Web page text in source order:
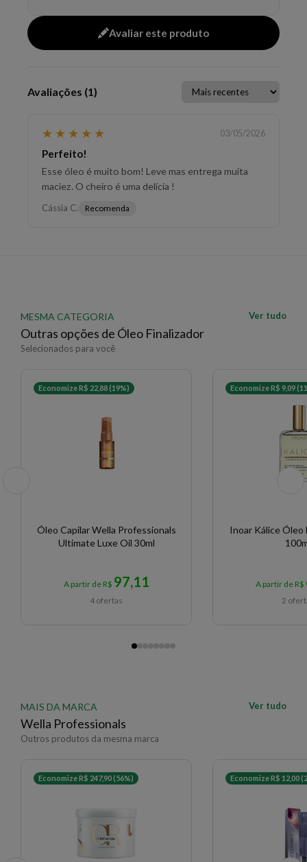
do comprimento às pontas, em cabelos úmidos ou
secos, evitando a raiz.Avaliar este produto
Avaliações (1)
★ ★ ★ ★ ★ 03/05/2026
Perfeito!
Esse óleo é muito bom! Leve mas entrega muita
maciez. O cheiro é uma delícia !
Cássia C. Recomenda
MESMA CATEGORIA
Outras opções de Óleo Finalizador
Selecionados para você
Ver tudo
Economize R$ 22,88 (19%)
Óleo Capilar Wella Professionals
Ultimate Luxe Oil 30ml
A partir de R$ 97,11
4 ofertas
Economize R$ 9,09
Inoar Kálice
A partir de R$
2
MAIS DA MARCA
Wella Professionals
Outros produtos da mesma marca
Ver tudo
Economize R$ 247,90 (56%) Economize R$ 12,00